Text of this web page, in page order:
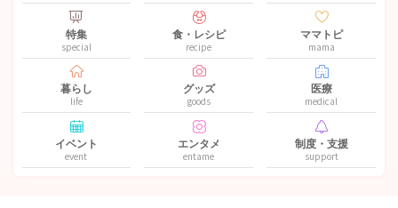
特集
special
食・レシピ
recipe
ママトピ
mama
暮らし
life
グッズ
goods
医療
medical
イベント
event
エンタメ
entame
制度・支援
support